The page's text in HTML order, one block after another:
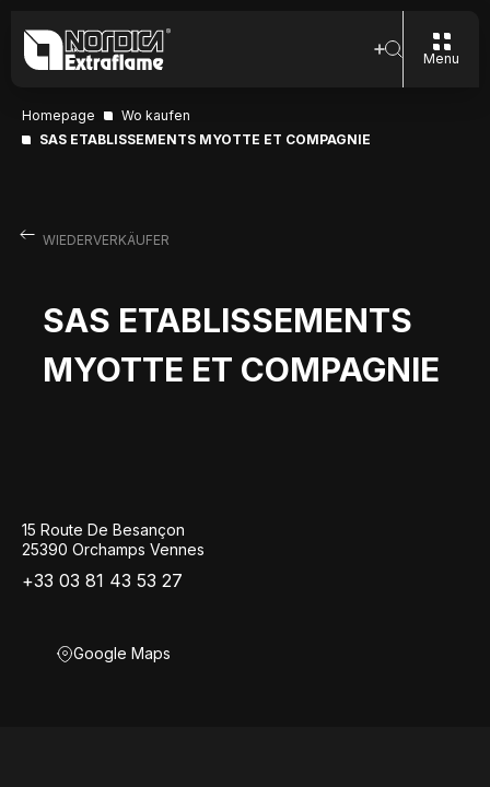
Menu
Homepage
Wo kaufen
SAS ETABLISSEMENTS MYOTTE ET COMPAGNIE
WIEDERVERKÄUFER
SAS ETABLISSEMENTS
MYOTTE ET COMPAGNIE
15 Route De Besançon
25390 Orchamps Vennes
+33 03 81 43 53 27
Google Maps